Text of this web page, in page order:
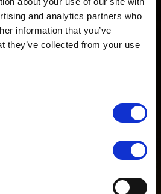
and analytics partners who
information that you’ve
they’ve collected from your use